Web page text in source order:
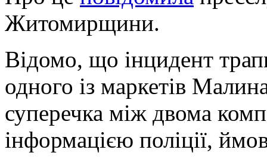
Житомирщини.
Відомо, що інцидент
одного із маркетів
суперечка між двома
інформацією поліції,